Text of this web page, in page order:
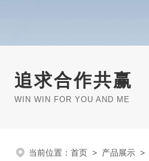
追求合作共赢
WIN WIN FOR YOU AND ME
当前位置： 首页 > 产品展示 >